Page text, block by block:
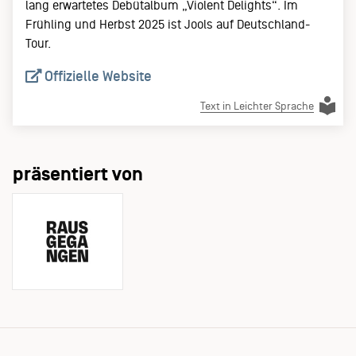
lang erwartetes Debütalbum „Violent Delights“. Im
Frühling und Herbst 2025 ist Jools auf Deutschland-
Tour.
Offizielle Website
Text in Leichter Sprache
präsentiert von